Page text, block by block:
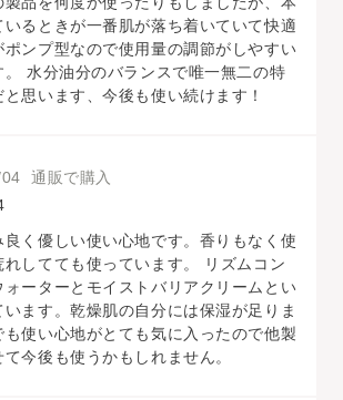
るときが一番肌が落ち着いていて快適
ポンプ型なので使用量の調節がしやすい
。 水分油分のバランスで唯一無二の特
思います、今後も使い続けます！
通販で購入
良く優しい使い心地です。香りもなく使
れしてても使っています。 リズムコン
ォーターとモイストバリアクリームとい
います。乾燥肌の自分には保湿が足りま
使い心地がとても気に入ったので他製
今後も使うかもしれません。